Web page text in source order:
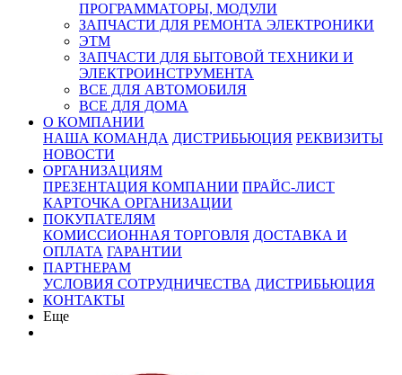
ПРОГРАММАТОРЫ, МОДУЛИ
ЗАПЧАСТИ ДЛЯ РЕМОНТА ЭЛЕКТРОНИКИ
ЭТМ
ЗАПЧАСТИ ДЛЯ БЫТОВОЙ ТЕХНИКИ И
ЭЛЕКТРОИНСТРУМЕНТА
ВСЕ ДЛЯ АВТОМОБИЛЯ
ВСЕ ДЛЯ ДОМА
О КОМПАНИИ
НАША КОМАНДА ДИСТРИБЬЮЦИЯ РЕКВИЗИТЫ
НОВОСТИ
ОРГАНИЗАЦИЯМ
ПРЕЗЕНТАЦИЯ КОМПАНИИ ПРАЙС-ЛИСТ
КАРТОЧКА ОРГАНИЗАЦИИ
ПОКУПАТЕЛЯМ
КОМИССИОННАЯ ТОРГОВЛЯ ДОСТАВКА И
ОПЛАТА ГАРАНТИИ
ПАРТНЕРАМ
УСЛОВИЯ СОТРУДНИЧЕСТВА ДИСТРИБЬЮЦИЯ
КОНТАКТЫ
Еще